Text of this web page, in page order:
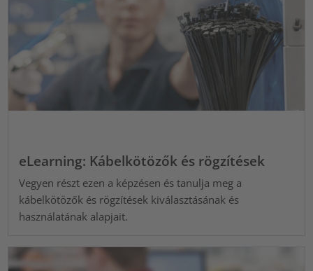
eLearning: Kábelkötözők és rögzítések
Vegyen részt ezen a képzésen és tanulja meg a
kábelkötözők és rögzítések kiválasztásának és
használatának alapjait.